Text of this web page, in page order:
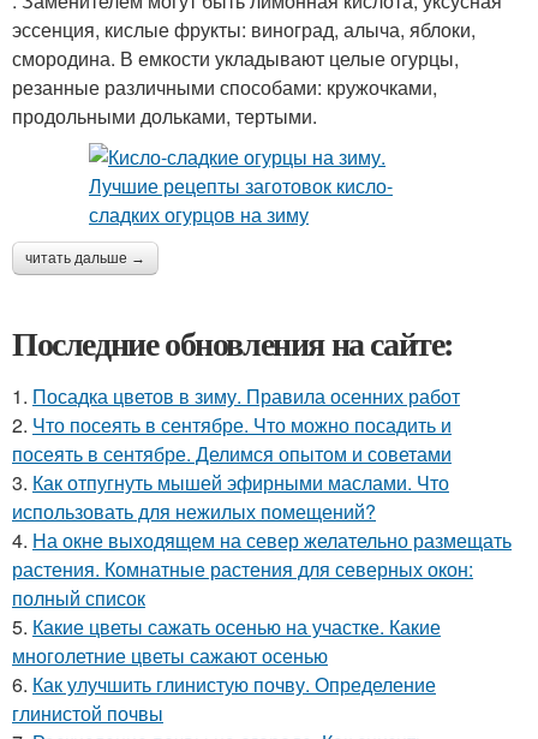
эссенция, кислые фрукты: виноград, алыча, яблоки,
смородина. В емкости укладывают целые огурцы,
резанные различными способами: кружочками,
продольными дольками, тертыми.
читать дальше →
Последние обновления на сайте:
1. Посадка цветов в зиму. Правила осенних работ
2. Что посеять в сентябре. Что можно посадить и
посеять в сентябре. Делимся опытом и советами
3. Как отпугнуть мышей эфирными маслами. Что
использовать для нежилых помещений?
4. На окне выходящем на север желательно размещать
растения. Комнатные растения для северных окон:
полный список
5. Какие цветы сажать осенью на участке. Какие
многолетние цветы сажают осенью
6. Как улучшить глинистую почву. Определение
глинистой почвы